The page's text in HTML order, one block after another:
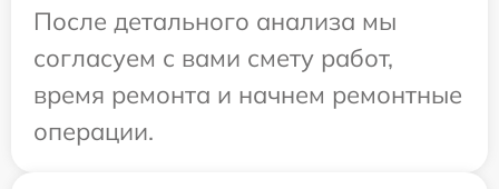
После детального анализа мы
согласуем с вами смету работ,
время ремонта и начнем ремонтные
операции.